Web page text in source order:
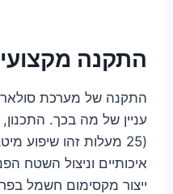
התקנה
התקנה של מערכת
עניין של מה בכך.
(25 מעלות זהו שיפוע
איכותיים וניצול השטח
ייצור מקסימום חשמל